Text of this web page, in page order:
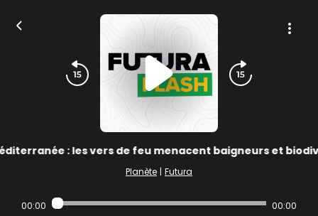
: les vers de feu menacent baigneurs et
Planète | Futura
00:00 00:00